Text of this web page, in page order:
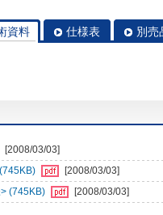
資料 仕様表 別売
[2008/03/03]
[2008/03/03]
(745KB)
[2008/03/03]